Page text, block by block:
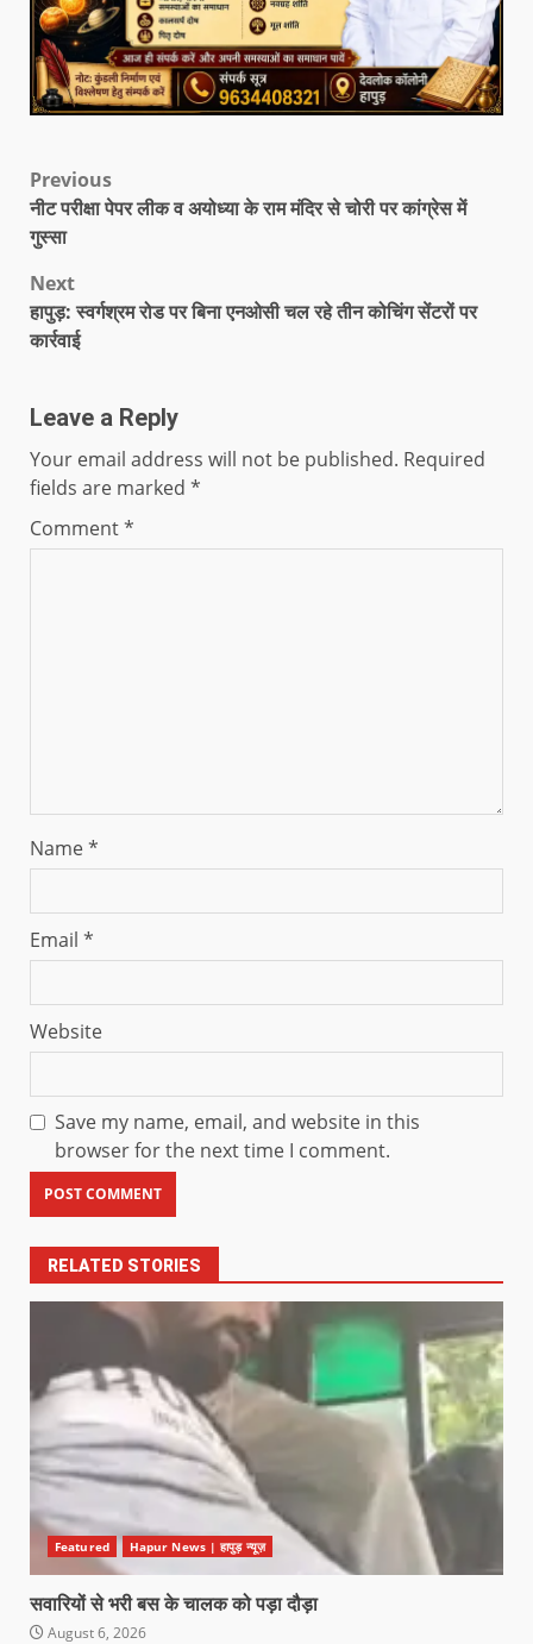
Previous
नीट परीक्षा पेपर लीक व अयोध्या के राम मंदिर से चोरी पर कांग्रेस में
गुस्सा
Next
हापुड़: स्वर्गश्रम रोड पर बिना एनओसी चल रहे तीन कोचिंग सेंटरों पर
कार्रवाई
Leave a Reply
Your email address will not be published. Required
fields are marked *
Comment*
Name*
Email *
Website
Save my name, email, and website in this
browser for the next time I comment.
RELATED STORIES
Featured Hapur News | हापुड़ न्यूज़
सवारियों से भरी बस के चालक को पड़ा दौड़ा
August 6, 2026